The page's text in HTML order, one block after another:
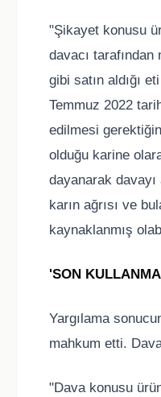
"Şikayet konusu
davacı tarafından
gibi satın aldığı
Temmuz 2022
edilmesi
olduğu karine
dayanarak davayı
karın ağrısı ve
kaynaklanmış
'SON
Yargılama
mahkum etti.
"Dava konusu